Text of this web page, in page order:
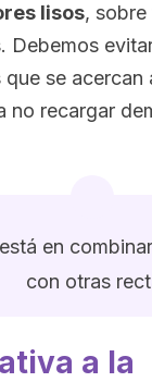
lisos,
Debemos
se acercan
no recargar
en
con otras
a la